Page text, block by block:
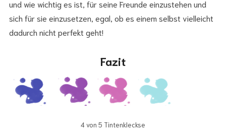
und wie wichtig es ist, für seine Freunde einzustehen und
sich für sie einzusetzen, egal, ob es einem selbst vielleicht
dadurch nicht perfekt geht!
Fazit
4 von 5 Tintenkleckse